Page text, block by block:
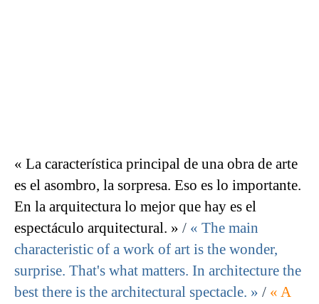
« La característica principal de una obra de arte
es el asombro, la sorpresa. Eso es lo importante.
En la arquitectura lo mejor que hay es el
espectáculo arquitectural. » / « The main
characteristic of a work of art is the wonder,
surprise. That's what matters. In architecture the
best there is the architectural spectacle. » / « A